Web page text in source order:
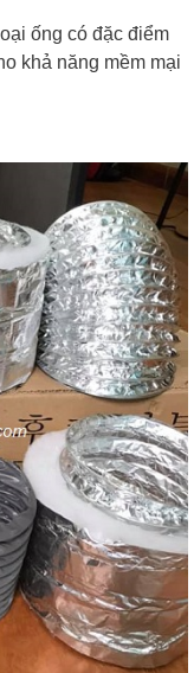
ống có đặc điểm
khả năng mềm mại